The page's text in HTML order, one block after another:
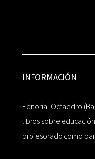
INFORMACIÓN
Editorial Octaedro
libros sobre
profesorado como